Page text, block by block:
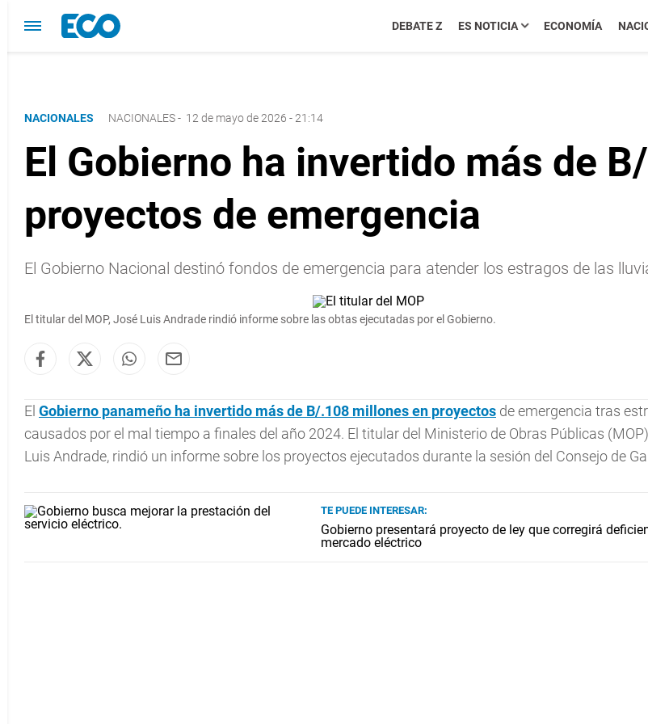
DEBATE Z ES NOTICIA ECONOMÍA
NACIONALES NACIONALES- 12 de mayo de 2026 - 21:14
El Gobierno ha invertido más de
proyectos de emergencia
El Gobierno Nacional destinó fondos de emergencia para atender los estragos de las
El titular del MOP, José Luis Andrade rindió informe sobre las obtas ejecutadas por el Gobierno.
El Gobierno panameño ha invertido más de B/.108 millones en proyectos de emergencia tras
causados por el mal tiempo a finales del año 2024. El titular del Ministerio de Obras Públicas
Luis Andrade, rindió un informe sobre los proyectos ejecutados durante la sesión del Consejo de
TE PUEDE INTERESAR:
Gobierno presentará proyecto de ley que corregirá
mercado eléctrico